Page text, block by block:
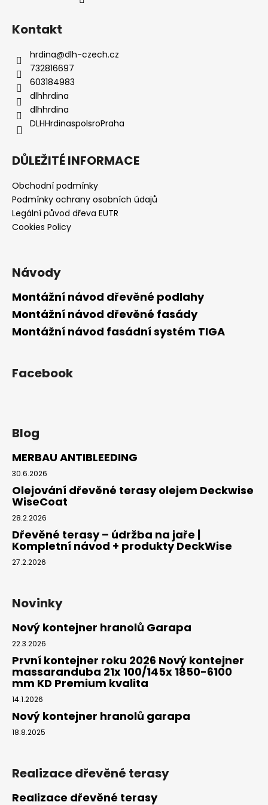
Kontakt
hrdina@dlh-czech.cz
732816697
603184983
dlhhrdina
dlhhrdina
DLHHrdinaspolsroPraha
DŮLEŽITÉ INFORMACE
Obchodní podmínky
Podmínky ochrany osobních údajů
Legální původ dřeva EUTR
Cookies Policy
Návody
Montážní návod dřevěné podlahy
Montážní návod dřevěné fasády
Montážní návod fasádní systém TIGA
Facebook
Blog
MERBAU ANTIBLEEDING
30.6.2026
Olejování dřevěné terasy olejem Deckwise
WiseCoat
28.2.2026
Dřevěné terasy – údržba na jaře |
Kompletní návod + produkty DeckWise
27.2.2026
Novinky
Nový kontejner hranolů Garapa
22.3.2026
První kontejner roku 2026 Nový kontejner
massaranduba 21x 100/145x 1850-6100
mm KD Premium kvalita
14.1.2026
Nový kontejner hranolů garapa
18.8.2025
Realizace dřevěné terasy
Realizace dřevěné terasy